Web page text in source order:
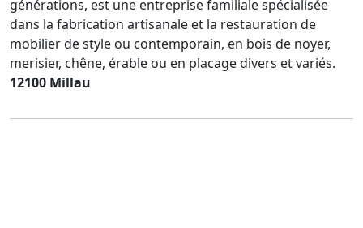
générations, est une entreprise familiale spécialisée
dans la fabrication artisanale et la restauration de
mobilier de style ou contemporain, en bois de noyer,
merisier, chêne, érable ou en placage divers et variés.
12100 Millau